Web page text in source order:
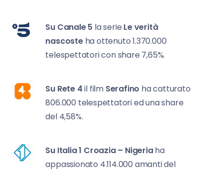
Su Canale 5 laserie Le verità
nascoste ha ottenuto 1.370.000
telespettatori con share 7,65%.
Su Rete 4il filmSerafino ha catturato
806.000 telespettatori ed una share
del 4,58%.
Su Italia 1 Croazia – Nigeriaha
appassionato 4.114.000 amanti del